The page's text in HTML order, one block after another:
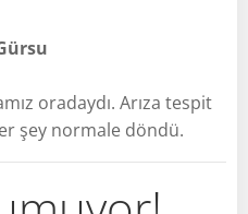
oradaydı. Arıza tespit
şey normale döndü.